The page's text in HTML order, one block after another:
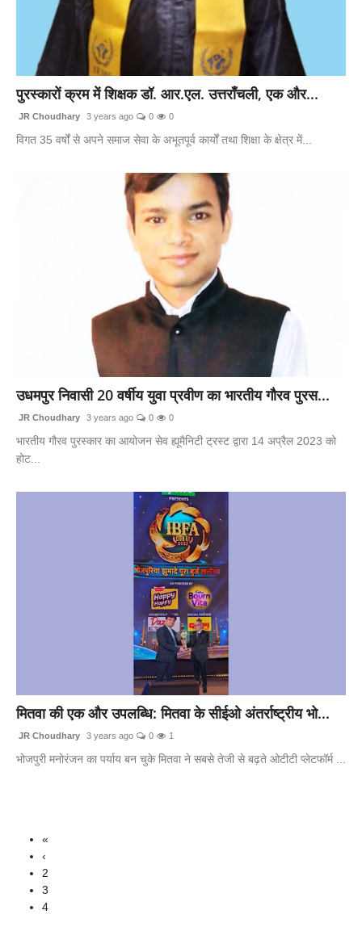
पुरस्कारों क्रम में शिक्षक डॉ. आर.एल. उत्तराँचली, एक और...
JR Choudhary 3 years ago 0 0
विगत 35 वर्षों से अपने समाज सेवा के अभूतपूर्व कार्यों तथा शिक्षा के क्षेत्र में...
उधमपुर निवासी 20 वर्षीय युवा प्रवीण का भारतीय गौरव पुरस...
JR Choudhary 3 years ago 0 0
भारतीय गौरव पुरस्कार का आयोजन सेव ह्यूमैनिटी ट्रस्ट द्वारा 14 अप्रैल 2023 को
होट...
मितवा की एक और उपलब्धि: मितवा के सीईओ अंतर्राष्ट्रीय भो...
JR Choudhary 3 years ago 0 1
भोजपुरी मनोरंजन का पर्याय बन चुके मितवा ने सबसे तेजी से बढ़ते ओटीटी प्लेटफॉर्म ...
«
‹
2
3
4